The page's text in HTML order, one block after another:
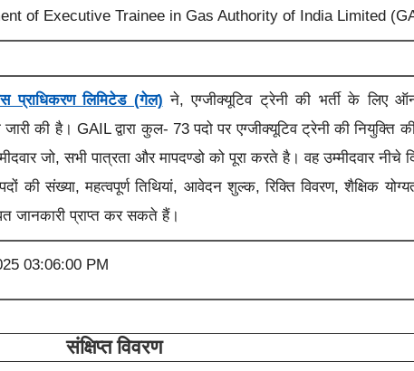
of Executive Trainee in Gas Authority of India Limited
प्राधिकरण लिमिटेड (गेल) ने, एग्जीक्यूटिव ट्रेनी की भर्ती के लिए
जारीकी है। GAIL द्वारा कुल- 73 पदो परएग्जीक्यूटिव ट्रेनी कीनियुक्ति
जो, सभी पात्रता और मापदण्डो को पूरा करते है। वह उम्मीदवार नीचे
की संख्या, महत्वपूर्ण तिथियां, आवेदन शुल्क, रिक्ति विवरण, शैक्षिक
जानकारी प्राप्त कर सकते हैं।
03:06:00 PM
संक्षिप्त विवरण